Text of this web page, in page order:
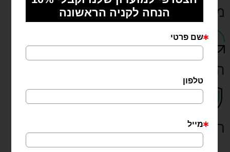
משלוח מהיר עד 3 ימים
החלפות והחזרות בקלות
רכישה מאובטחת